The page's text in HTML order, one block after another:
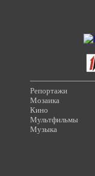
Репортажи
Мозаика
Кино
Мультфильмы
Музыка